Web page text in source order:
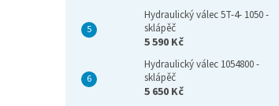
Hydraulický válec 5T-4- 1050 -
sklápěč
5 590 Kč
Hydraulický válec 1054800 -
sklápěč
5 650 Kč